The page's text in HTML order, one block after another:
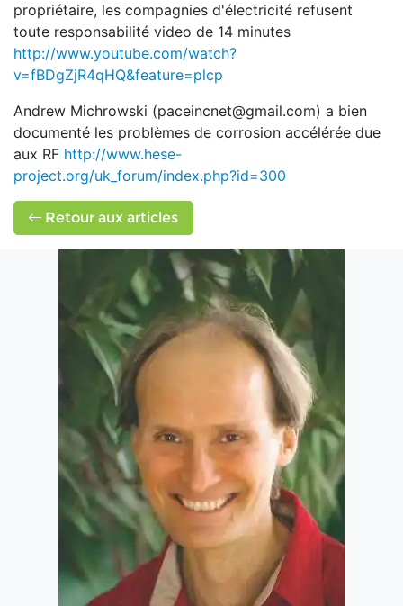
propriétaire, les compagnies d'électricité refusent
toute responsabilité video de 14 minutes
http://www.youtube.com/watch?
v=fBDgZjR4qHQ&feature=plcp
Andrew Michrowski (paceincnet@gmail.com) a bien
documenté les problèmes de corrosion accélérée due
aux RF http://www.hese-
project.org/uk_forum/index.php?id=300
Retour aux articles